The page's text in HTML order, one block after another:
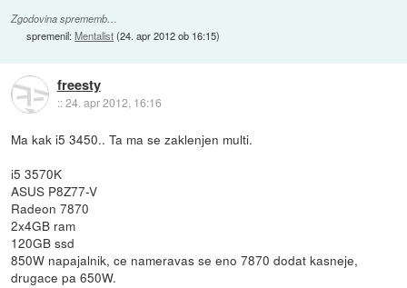
Zgodovina sprememb…
spremenil:Mentalist(24. apr 2012 ob 16:15)
freesty
::24. apr 2012, 16:16
Ma kak i5 3450.. Ta ma se zaklenjen multi.
i5 3570K
ASUS P8Z77-V
Radeon 7870
2x4GB ram
120GB ssd
850W napajalnik, ce nameravas se eno 7870 dodat kasneje,
drugace pa 650W.